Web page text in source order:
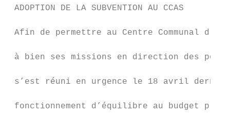
ADOPTION DE LA SUBVENTION
Afin de permettre au Centre Communal
à bien ses missions en direction des
s’est réuni en urgence le 18 avril
fonctionnement d’équilibre au budget